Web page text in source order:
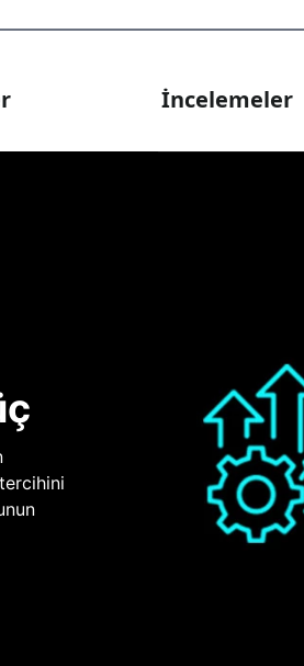
İncelemeler